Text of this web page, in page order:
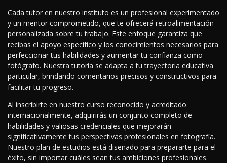
Cada tutor en nuestro instituto es un profesional experimentado
y un mentor comprometido, que te ofrecerá retroalimentación
personalizada sobre tu trabajo. Este enfoque garantiza que
recibas el apoyo específico y los conocimientos necesarios para
perfeccionar tus habilidades y aumentar tu confianza como
fotógrafo. Nuestra tutoría se adapta a tu trayectoria educativa
particular, brindando comentarios precisos y constructivos para
facilitar tu progreso.
Al inscribirte en nuestro curso reconocido y acreditado
internacionalmente, adquirirás un conjunto completo de
habilidades y valiosas credenciales que mejorarán
significativamente tus perspectivas profesionales en fotografía.
Nuestro plan de estudios está diseñado para prepararte para el
éxito, sin importar cuáles sean tus ambiciones profesionales.